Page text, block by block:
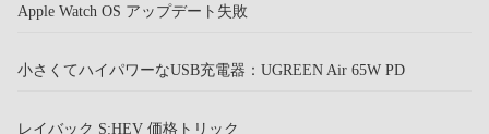
Apple Watch OS アップデート失敗
小さくてハイパワーなUSB充電器：UGREEN Air 65W PD
レイバック S:HEV 価格トリック